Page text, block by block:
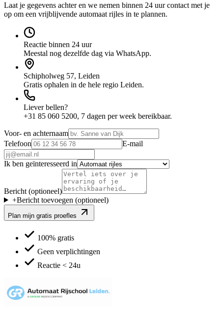
Laat je gegevens achter en we nemen binnen 24 uur contact met je
op om een vrijblijvende automaat rijles in te plannen.
Reactie binnen 24 uur
Meestal nog dezelfde dag via WhatsApp.
Schipholweg 57, Leiden
Gratis ophalen in de hele regio Leiden.
Liever bellen?
+31 85 060 5200, 7 dagen per week bereikbaar.
Voor- en achternaam
Telefoon
E-mail
Ik ben geïnteresseerd in
Bericht (optioneel)
+Bericht toevoegen (optioneel)
Plan mijn gratis proefles
100% gratis
Geen verplichtingen
Reactie < 24u